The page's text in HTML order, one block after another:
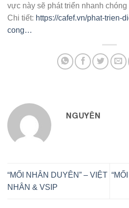
vực này sẽ phát triển nhanh
Chi tiết: https://cafef.vn/phat-trien-
cong…
NGUYÊN
“MỐI NHÂN DUYÊN” – VIỆT
NHÂN & VSIP